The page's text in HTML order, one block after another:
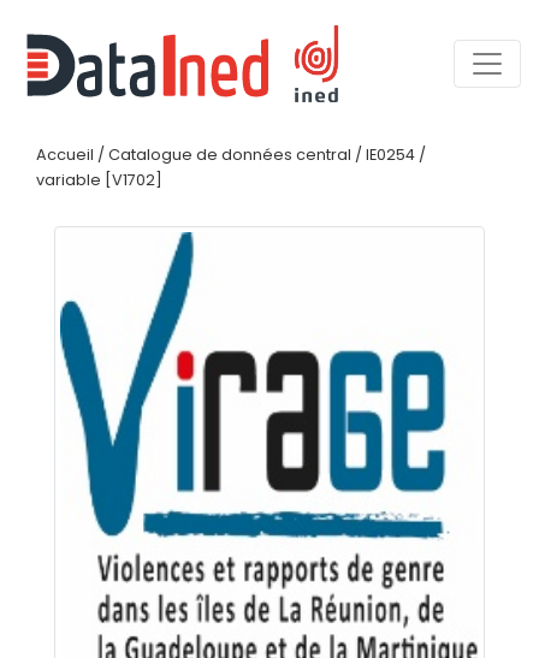
Accueil / Catalogue de données central / IE0254 /
variable [V1702]